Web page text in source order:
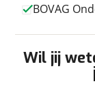
Breedte
BOVAG
Wil jij